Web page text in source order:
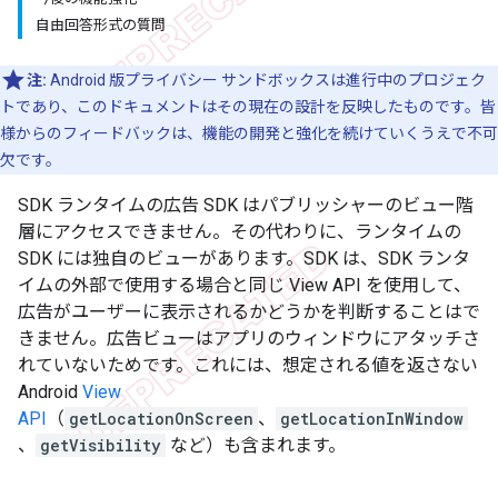
自由回答形式の質問
注: Android 版プライバシー サンドボックスは進行中のプロジェク
トであり、このドキュメントはその現在の設計を反映したものです。皆
様からのフィードバックは、機能の開発と強化を続けていくうえで不可
欠です。
SDK ランタイムの広告 SDK はパブリッシャーのビュー階
層にアクセスできません。その代わりに、ランタイムの
SDK には独自のビューがあります。SDK は、SDK ランタ
イムの外部で使用する場合と同じ View API を使用して、
広告がユーザーに表示されるかどうかを判断することはで
きません。広告ビューはアプリのウィンドウにアタッチさ
れていないためです。これには、想定される値を返さない
Android View
API （ getLocationOnScreen 、
getLocationInWindow
、
getVisibility など）も含まれます。